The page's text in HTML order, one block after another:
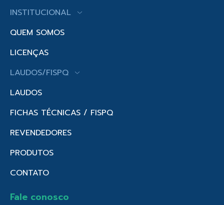
INSTITUCIONAL
QUEM SOMOS
LICENÇAS
LAUDOS/FISPQ
LAUDOS
FICHAS TÉCNICAS / FISPQ
REVENDEDORES
PRODUTOS
CONTATO
Fale conosco